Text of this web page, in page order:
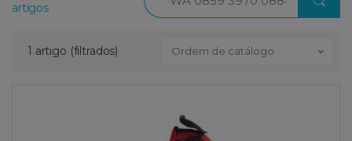
artigos
1 artigo (filtrados) Ordem de catálogo